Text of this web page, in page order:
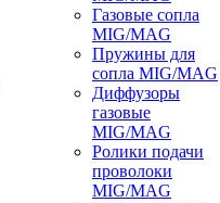
Газовые сопла
MIG/MAG
Пружины для
сопла MIG/MAG
Диффузоры
газовые
MIG/MAG
Ролики подачи
проволоки
MIG/MAG